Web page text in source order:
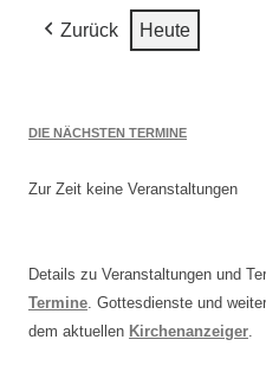
2026
August
2026
Zurück Heute
DIE NÄCHSTEN TERMINE
Zur Zeit keine Veranstaltungen
Details zu Veranstaltungen und
Termine. Gottesdienste und
dem aktuellen Kirchenanzeiger.